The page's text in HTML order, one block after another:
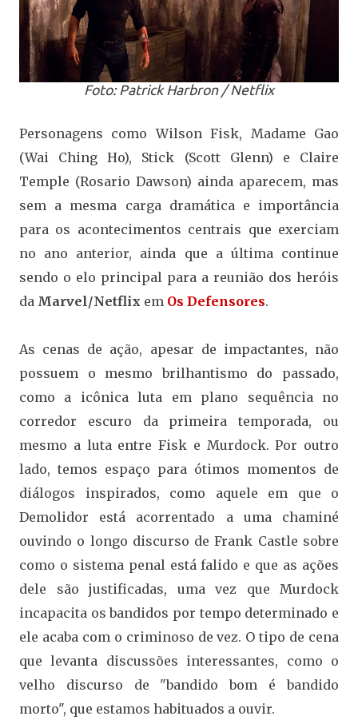
Foto: Patrick Harbron / Netflix
Personagens como Wilson Fisk, Madame Gao
(Wai Ching Ho), Stick (Scott Glenn) e Claire
Temple (Rosario Dawson) ainda aparecem, mas
sem a mesma carga dramática e importância
para os acontecimentos centrais que exerciam
no ano anterior, ainda que a última continue
sendo o elo principal para a reunião dos heróis
da Marvel/Netflix em Os Defensores.
As cenas de ação, apesar de impactantes, não
possuem o mesmo brilhantismo do passado,
como a icônica luta em plano sequência no
corredor escuro da primeira temporada, ou
mesmo a luta entre Fisk e Murdock. Por outro
lado, temos espaço para ótimos momentos de
diálogos inspirados, como aquele em que o
Demolidor está acorrentado a uma chaminé
ouvindo o longo discurso de Frank Castle sobre
como o sistema penal está falido e que as ações
dele são justificadas, uma vez que Murdock
incapacita os bandidos por tempo determinado e
ele acaba com o criminoso de vez. O tipo de cena
que levanta discussões interessantes, como o
velho discurso de "bandido bom é bandido
morto", que estamos habituados a ouvir.